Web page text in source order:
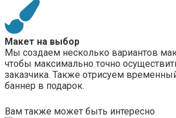
Макет на выбор
Мы создаем несколько вариантов
чтобы максимально точно
заказчика. Также отрисуем
баннер в подарок.
Вам также может быть интересно